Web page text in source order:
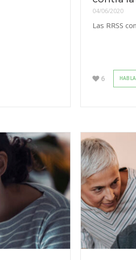
04/06/2020
Las RRSS
6